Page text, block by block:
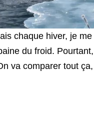
chaque hiver, je
du froid.
va comparer tout